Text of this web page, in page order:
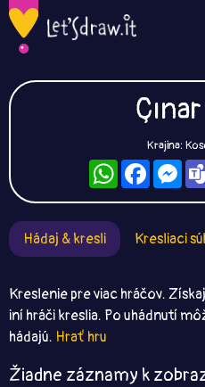
Krajina:
WhatsApp
Hádaj & kresli Kresliaci
Kreslenie pre viac hráčov.
iní hráči kreslia. Po uhádnutí
hádajú. Hrať hru
Žiadne záznamy k